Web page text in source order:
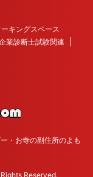
ーキングスペース
業診断士試験関連
・お寺の副住所のよも
Reserved.